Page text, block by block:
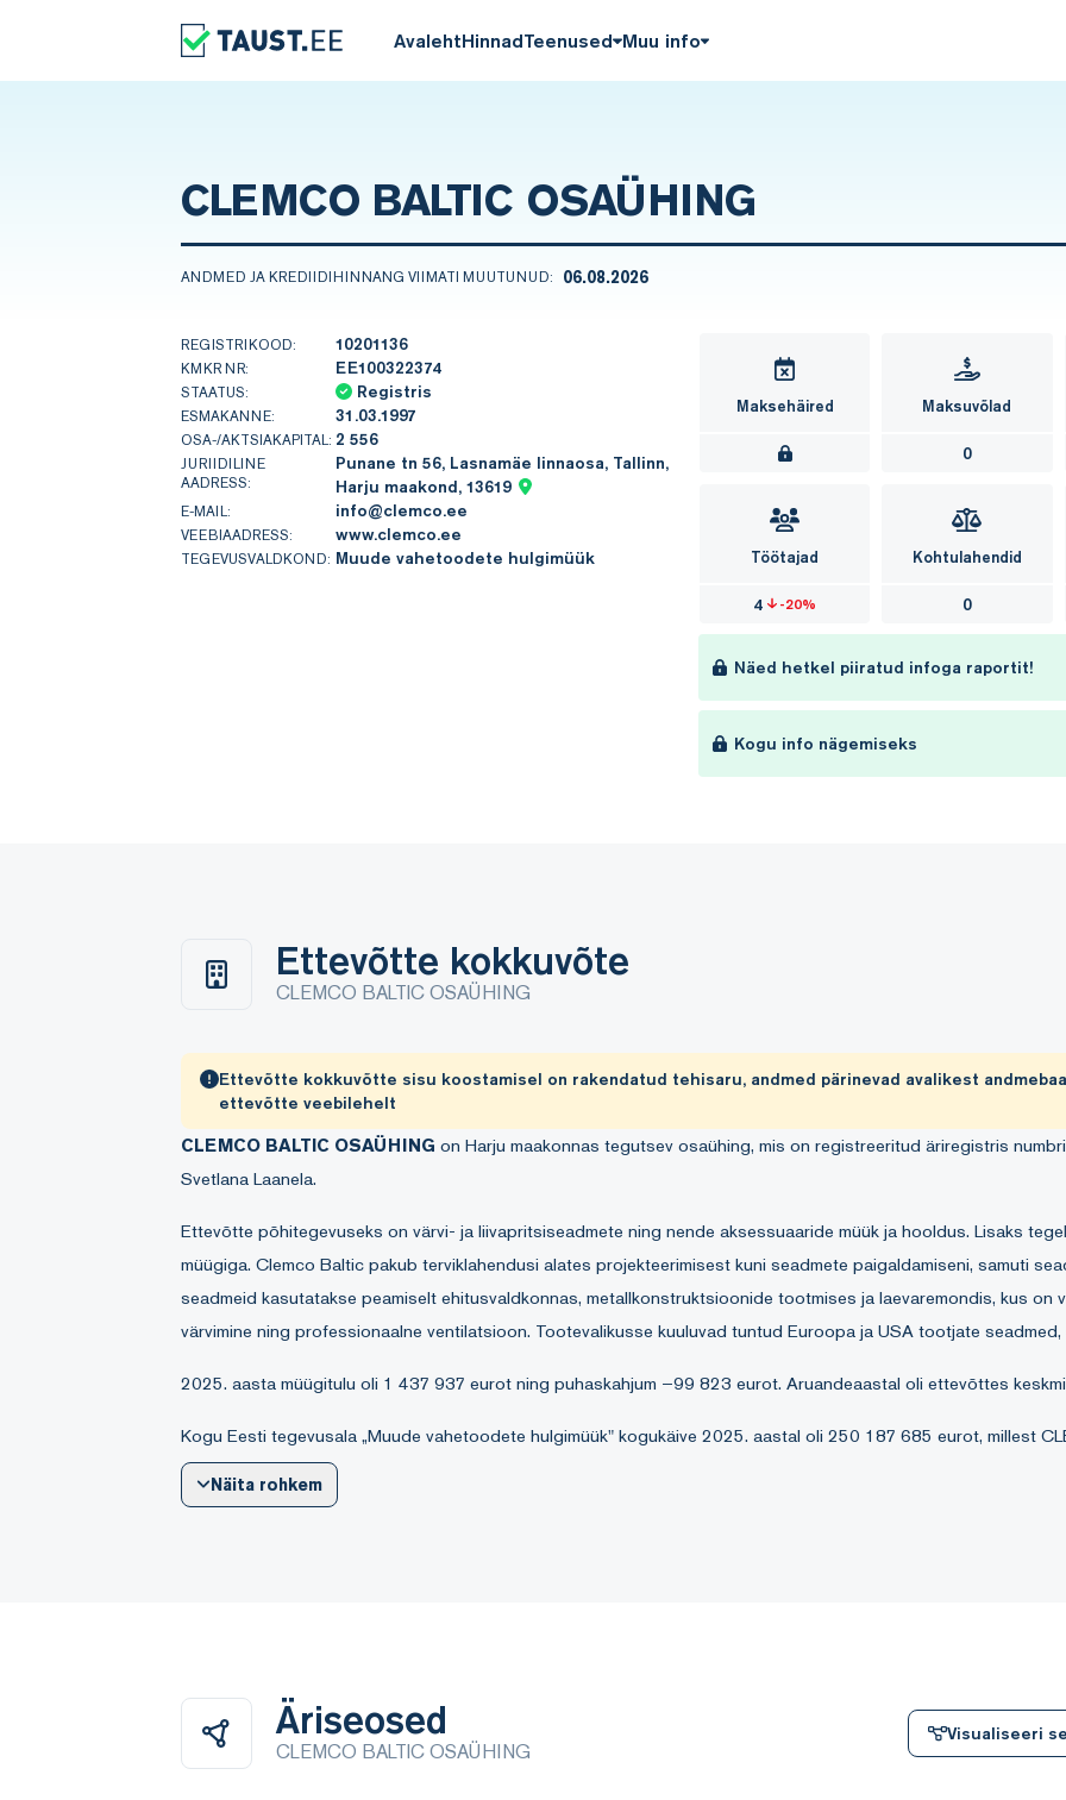
AvalehtHinnadTeenused Muu info
CLEMCO BALTIC OSAÜHING
ANDMED JA KREDIIDIHINNANG VIIMATI MUUTUNUD: 06.08.2026
REGISTRIKOOD: 10201136
KMKR NR: EE100322374
STAATUS: Registris
ESMAKANNE: 31.03.1997
OSA-/AKTSIAKAPITAL: 2 556
JURIIDILINE
AADRESS:
Punane tn 56, Lasnamäe linnaosa, Tallinn,
Harju maakond, 13619
E-MAIL: info@clemco.ee
VEEBIAADRESS: www.clemco.ee
TEGEVUSVALDKOND: Muude vahetoodete hulgimüük
Maksehäired Maksuvõlad
0
Töötajad
4 -20%
Kohtulahendid
0
Näed hetkel piiratud infoga raportit!
Kogu info nägemiseks
Ettevõtte kokkuvõte
CLEMCO BALTIC OSAÜHING
Ettevõtte kokkuvõtte sisu koostamisel on rakendatud tehisaru, andmed pärinevad avalikest
ettevõtte veebilehelt
CLEMCO BALTIC OSAÜHING on Harju maakonnas tegutsev osaühing, mis on registreeritud äriregistris
Svetlana Laanela.
Ettevõtte põhitegevuseks on värvi- ja liivapritsiseadmete ning nende aksessuaaride müük ja hooldus. Lisaks
müügiga. Clemco Baltic pakub terviklahendusi alates projekteerimisest kuni seadmete paigaldamiseni, samuti
seadmeid kasutatakse peamiselt ehitusvaldkonnas, metallkonstruktsioonide tootmises ja laevaremondis, kus on
värvimine ning professionaalne ventilatsioon. Tootevalikusse kuuluvad tuntud Euroopa ja USA tootjate
2025. aasta müügitulu oli 1 437 937 eurot ning puhaskahjum –99 823 eurot. Aruandeaastal oli ettevõttes
Kogu Eesti tegevusala „Muude vahetoodete hulgimüük" kogukäive 2025. aastal oli 250 187 685 eurot, millest
437 937 eurot ehk 0,6%. Eesti sektori töötajate koguarv oli 294, millest ettevõtte töötajad moodustasid 1,7%.
kogukäive 232 341 489 eurot, millest CLEMCO BALTIC OSAÜHING osa oli 0,6%. Harju maakonnas oli sektori
Näita rohkem
Äriseosed
CLEMCO BALTIC OSAÜHING
Visualiseeri